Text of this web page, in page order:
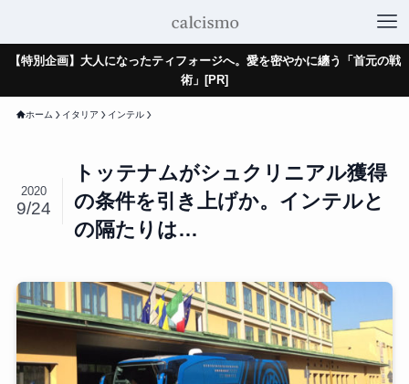
【特別企画】大人になったティフォージへ。愛を密やかに纏う「首元の戦
術」[PR]
ホーム イタリア インテル
トッテナムがシュクリニアル獲得
の条件を引き上げか。インテルと
の隔たりは…
2020
9/24